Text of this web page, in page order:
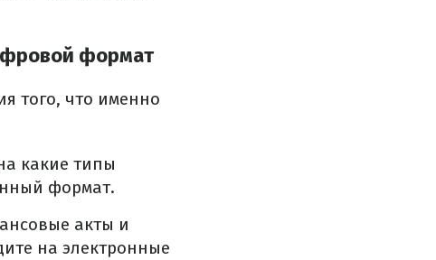
формат
того, что именно
какие типы
формат.
акты и
на электронные